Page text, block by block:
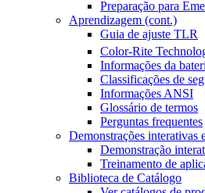
Preparação para
Aprendizagem (cont.)
Guia de ajuste TLR
Color-Rite
Informações da
Classificações de
Informações ANSI
Glossário de termos
Perguntas frequentes
Demonstrações interativas
Demonstração
Treinamento de
Biblioteca de Catálogo